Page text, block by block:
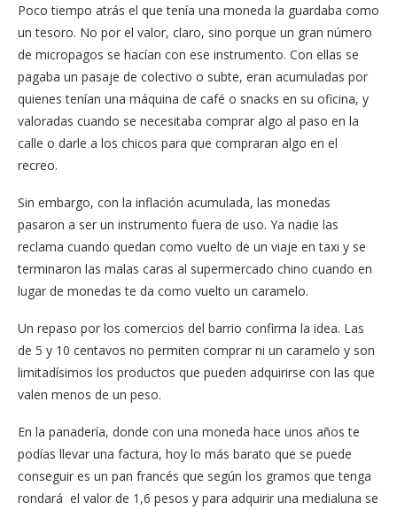
Poco tiempo atrás el que tenía una moneda la guardaba como
un tesoro. No por el valor, claro, sino porque un gran número
de micropagos se hacían con ese instrumento. Con ellas se
pagaba un pasaje de colectivo o subte, eran acumuladas por
quienes tenían una máquina de café o snacks en su oficina, y
valoradas cuando se necesitaba comprar algo al paso en la
calle o darle a los chicos para que compraran algo en el
recreo.
Sin embargo, con la inflación acumulada, las monedas
pasaron a ser un instrumento fuera de uso. Ya nadie las
reclama cuando quedan como vuelto de un viaje en taxi y se
terminaron las malas caras al supermercado chino cuando en
lugar de monedas te da como vuelto un caramelo.
Un repaso por los comercios del barrio confirma la idea. Las
de 5 y 10 centavos no permiten comprar ni un caramelo y son
limitadísimos los productos que pueden adquirirse con las que
valen menos de un peso.
En la panadería, donde con una moneda hace unos años te
podías llevar una factura, hoy lo más barato que se puede
conseguir es un pan francés que según los gramos que tenga
rondará el valor de 1,6 pesos y para adquirir una medialuna se